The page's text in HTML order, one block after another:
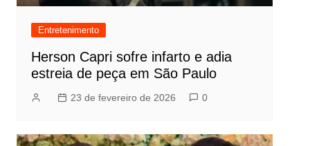
Entretenimento
Herson Capri sofre infarto e adia
estreia de peça em São Paulo
23 de fevereiro de 2026 0